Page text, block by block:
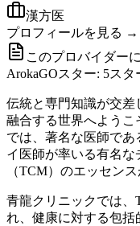
漢方医
プロフィールを見る →
このプロバイダー
ArokaGOスター: 5スタ
伝統と専門知識が交差
融合する世界へようこ
では、著名な医師で
イ医師が率いる有名
（TCM）のエッセン
青龍クリニックでは、
れ、健康に対する包